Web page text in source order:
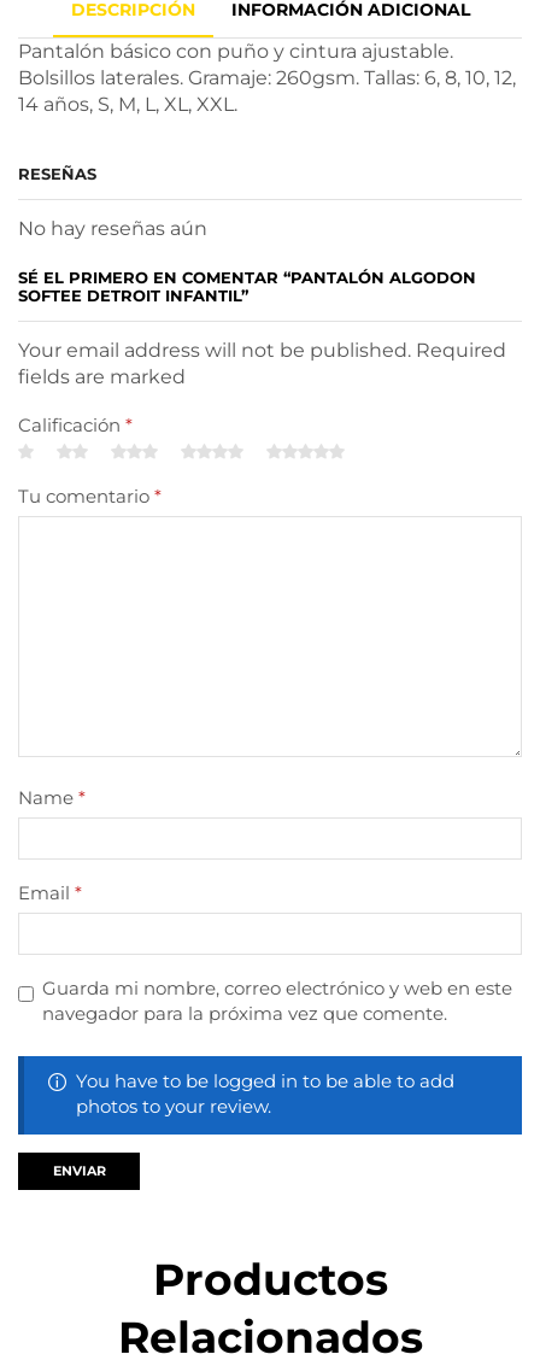
DESCRIPCIÓN INFORMACIÓN ADICIONAL
Pantalón básico con puño y cintura ajustable.
Bolsillos laterales. Gramaje: 260gsm. Tallas: 6, 8, 10, 12,
14 años, S, M, L, XL, XXL.
RESEÑAS
No hay reseñas aún
SÉ EL PRIMERO EN COMENTAR “PANTALÓN ALGODON
SOFTEE DETROIT INFANTIL”
Your email address will not be published. Required
fields are marked
Calificación *
Tu comentario *
Name *
Email *
Guarda mi nombre, correo electrónico y web en este
navegador para la próxima vez que comente.
You have to be logged in to be able to add
photos to your review.
Productos
Relacionados